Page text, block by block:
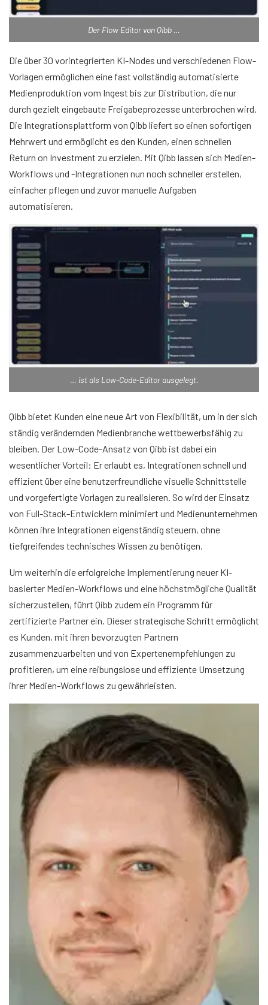
Der Flow Editor von Qibb …
Die über 30 vorintegrierten KI-Nodes und verschiedenen Flow-
Vorlagen ermöglichen eine fast vollständig automatisierte
Medienproduktion vom Ingest bis zur Distribution, die nur
durch gezielt eingebaute Freigabeprozesse unterbrochen wird.
Die Integrationsplattform von Qibb liefert so einen sofortigen
Mehrwert und ermöglicht es den Kunden, einen schnellen
Return on Investment zu erzielen. Mit Qibb lassen sich Medien-
Workflows und -Integrationen nun noch schneller erstellen,
einfacher pflegen und zuvor manuelle Aufgaben
automatisieren.
… ist als Low-Code-Editor ausgelegt.
Qibb bietet Kunden eine neue Art von Flexibilität, um in der sich
ständig verändernden Medienbranche wettbewerbsfähig zu
bleiben. Der Low-Code-Ansatz von Qibb ist dabei ein
wesentlicher Vorteil: Er erlaubt es, Integrationen schnell und
effizient über eine benutzerfreundliche visuelle Schnittstelle
und vorgefertigte Vorlagen zu realisieren. So wird der Einsatz
von Full-Stack-Entwicklern minimiert und Medienunternehmen
können ihre Integrationen eigenständig steuern, ohne
tiefgreifendes technisches Wissen zu benötigen.
Um weiterhin die erfolgreiche Implementierung neuer KI-
basierter Medien-Workflows und eine höchstmögliche Qualität
sicherzustellen, führt Qibb zudem ein Programm für
zertifizierte Partner ein. Dieser strategische Schritt ermöglicht
es Kunden, mit ihren bevorzugten Partnern
zusammenzuarbeiten und von Expertenempfehlungen zu
profitieren, um eine reibungslose und effiziente Umsetzung
ihrer Medien-Workflows zu gewährleisten.